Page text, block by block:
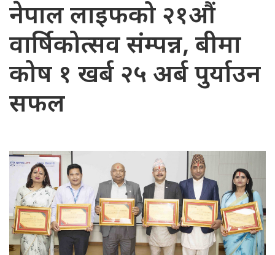
नेपाल लाइफको २१औं
वार्षिकोत्सव संम्पन्न, बीमा
कोष १ खर्ब २५ अर्ब पुर्याउन
सफल